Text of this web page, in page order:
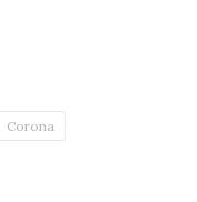
Corona